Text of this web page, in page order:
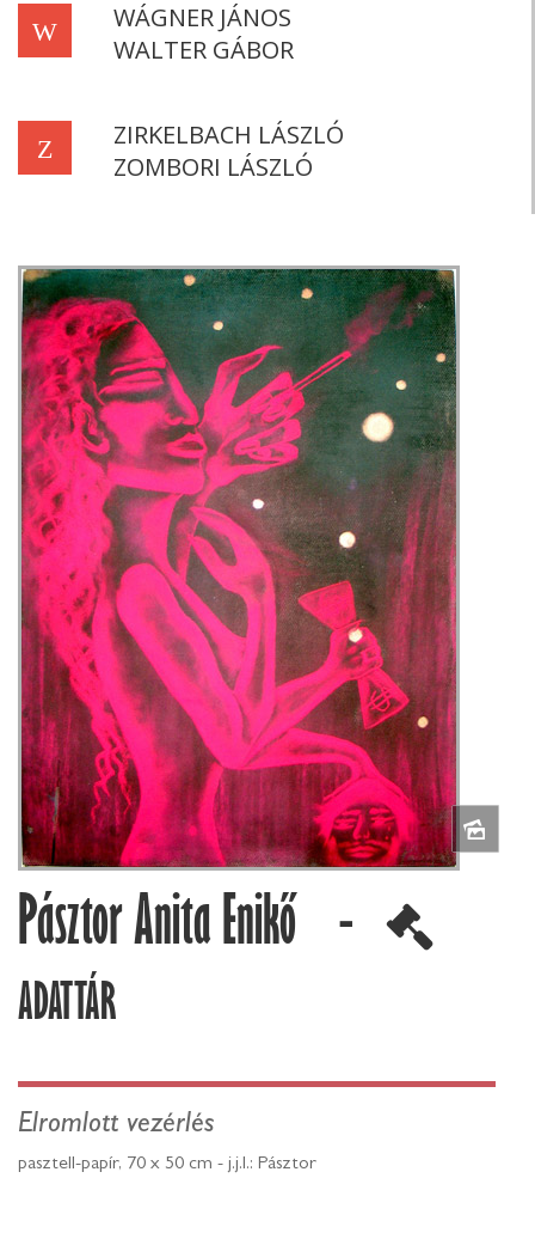
W
WÁGNER JÁNOS
WALTER GÁBOR
Z
ZIRKELBACH LÁSZLÓ
ZOMBORI LÁSZLÓ
Pásztor Anita Enikő -
ADATTÁR
Elromlott vezérlés
pasztell-papír, 70 x 50 cm - j.j.l.: Pásztor